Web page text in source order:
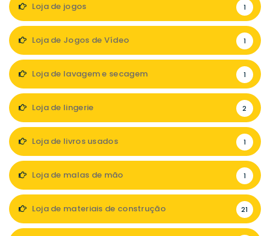
Loja de jogos 1
Loja de Jogos de Vídeo 1
Loja de lavagem e secagem 1
Loja de lingerie 2
Loja de livros usados 1
Loja de malas de mão 1
Loja de materiais de construção 21